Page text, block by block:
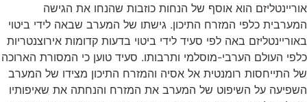
אוריינטליזם הוא אוסף של הנחות כוזבות שהנחו את הגישה
המערבית כלפי המזרח התיכון. גישתו של המערב שבאה לידי ביטוי
באוריינטליזם באה לפי סעיד לידי ביטוי בדעות קדומות אירוצנטריות
כלפי העולם הערבי-מוסלמי ותרבותו. סעיד טוען כי המסורת הארוכה
של התייחסות רומנטית אל אסיה והמזרח התיכון מצידו של המערב
השפיעה על השיפוט של המערב את המזרח והנחתה את שאיפותיו